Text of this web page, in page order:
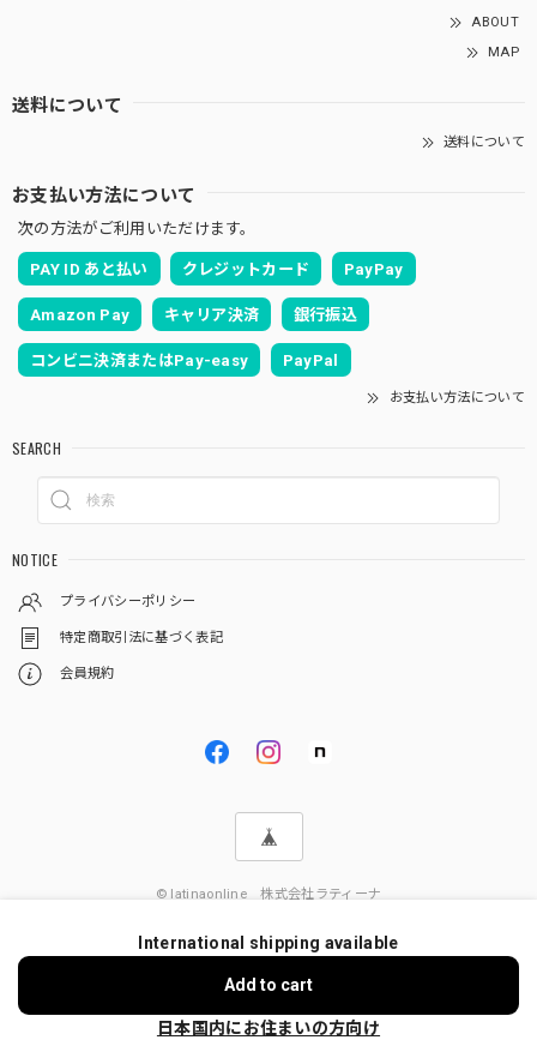
ABOUT
MAP
送料について
送料について
お支払い方法について
次の方法がご利用いただけます。
PAY ID あと払い クレジットカード PayPay
Amazon Pay キャリア決済 銀行振込
コンビニ決済またはPay-easy PayPal
お支払い方法について
SEARCH
NOTICE
プライバシーポリシー
特定商取引法に基づく表記
会員規約
© latinaonline 株式会社ラティーナ
International shipping available
Add to cart
日本国内にお住まいの方向け